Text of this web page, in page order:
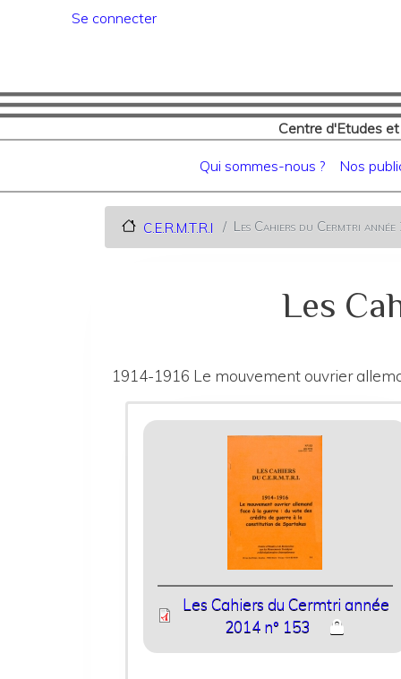
Menu du compte de
Se connecter
Centre d'Etudes
Navigation principale
Qui sommes-nous ? Nos
C.E.R.M.T.R.I Les Cahiers du Cermtri
Les
1914-1916 Le mouvement ouvrier
Les Cahiers du Cermtri année
2014 n° 153